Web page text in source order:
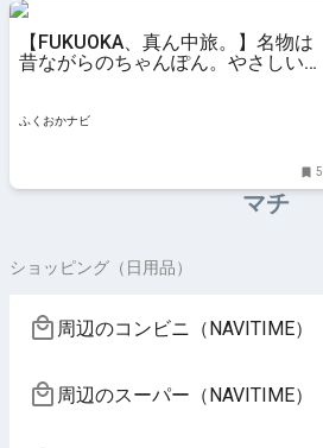
【FUKUOKA、真ん中旅。】名物は
昔ながらのちゃんぽん。やさしい味
ふくおかナビ
5
マチ
ショッピング（日用品）
周辺のコンビニ（NAVITIME）
周辺のスーパー（NAVITIME）